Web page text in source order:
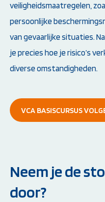
veiligheidsmaatregelen,
persoonlijke
van gevaarlijke situaties.
je precies hoe je risico’s
diverse omstandigheden.
VCA BASISCURSUS
Neem je de
door?